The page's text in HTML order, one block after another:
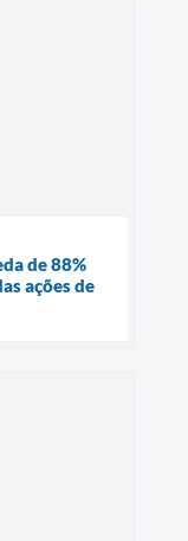
de 88%
ações de